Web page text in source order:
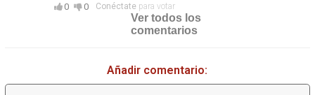
0 0 Conéctatepara votar
Ver todos los
comentarios
Añadir comentario: